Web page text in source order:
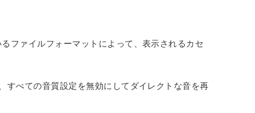
ファイルフォーマットによって、表示されるカセ
すべての音質設定を無効にしてダイレクトな音を再